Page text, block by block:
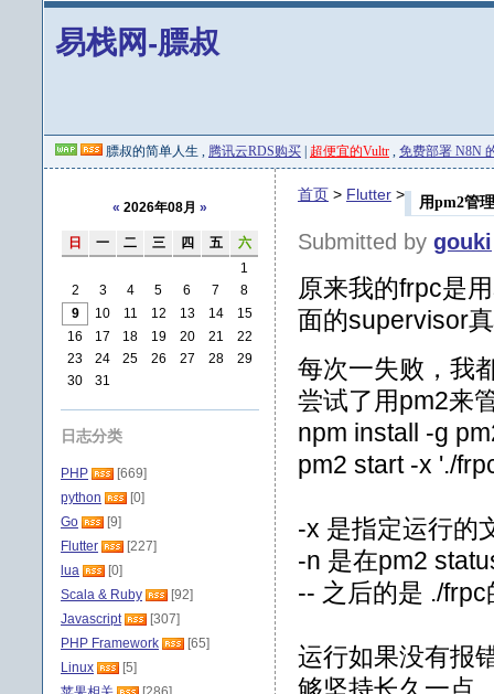
易栈网-膘叔
膘叔的简单人生 , 腾讯云RDS购买 超便宜的Vultr , 免费部署 N8N
用pm2管
首页 > Flutter >
Submitted by gouki
原来我的frpc是
面的supervisor
每次一失败，我
尝试了用pm2来
npm install -g
pm2 start -x './
-x 是指定运行的
-n 是在pm2
-- 之后的是 ./
运行如果没有报
« 2026年08月 »
日 一 二 三 四 五
六
1
2
3 4 5 6 7
8
9
10 11 12 13 14
15
16
17 18 19 20 21
22
23
24 25 26 27 28
29
30
31
日志分类
PHP
[669]
python
[0]
Go
[9]
Flutter
[227]
lua
[0]
Scala & Ruby
[92]
Javascript
[307]
PHP Framework
[65]
Linux
[5]